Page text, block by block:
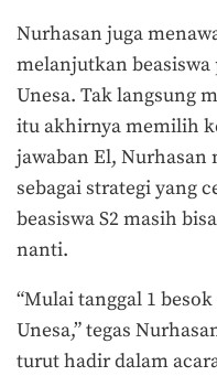
Nurhasan juga
melanjutkan beasiswa
Unesa. Tak langsung
itu akhirnya memilih
jawaban El, Nurhasan
sebagai strategi yang
beasiswa S2 masih
nanti.
“Mulai tanggal 1
Unesa,” tegas
turut hadir dalam